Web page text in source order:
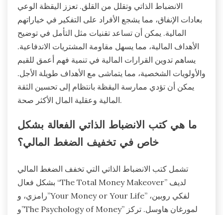
الانضباط الذاتي وتقلل من القلق. تعزز اليقظة الوعي
بعادات الإنفاق، مما يشجع الأفراد على التفكير في خياراتهم
المالية. يمكن أن تساعد تقنيات مثل التأمل في توضيح
الأهداف المالية، مما يسهل مقاومة المشتريات الاندفاعية.
يساهم تدوين القرارات المالية في تنمية فهم أعمق للقيم
والأولويات الشخصية، مما يتماشى مع الأهداف طويلة الأجل.
يمكن أن تؤدي ممارسة اليقظة بانتظام إلى تحسين الثقة
المالية وعقلية المال الأكثر صحة.
ما هي كتب الانضباط الذاتي الفعالة بشكل
خاص في تخفيف الضغط المالي؟
تشمل كتب الانضباط الذاتي التي تخفف الضغط المالي
بشكل فعال “The Total Money Makeover” لديف
رامزي، و”Your Money or Your Life” لفكي روبين،
و”The Psychology of Money” لمورغان هاوسل. تركز